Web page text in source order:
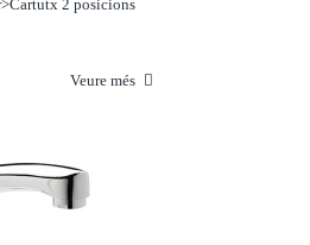
2 posicions
Veure més